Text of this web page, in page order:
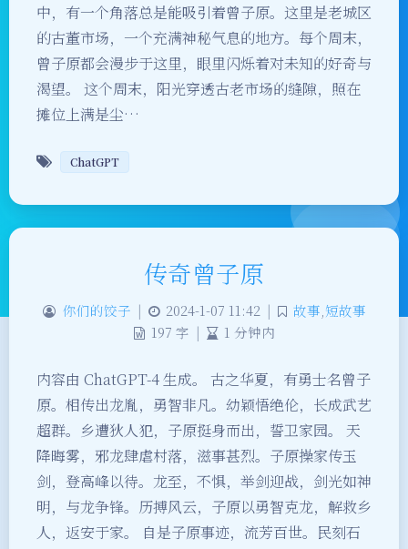
中，有一个角落总是能吸引着曾子原。这里是老城区
的古董市场，一个充满神秘气息的地方。每个周末，
曾子原都会漫步于这里，眼里闪烁着对未知的好奇与
渴望。 这个周末，阳光穿透古老市场的缝隙，照在
摊位上满是尘…
ChatGPT
传奇曾子原
你们的饺子 | 2024-1-07 11:42 | 故事 短故事
197 字 | 1 分钟内
内容由 ChatGPT-4 生成。 古之华夏，有勇士名曾子
原。相传出龙胤，勇智非凡。幼颖悟绝伦，长成武艺
超群。乡遭狄人犯，子原挺身而出，誓卫家园。 天
降晦雾，邪龙肆虐村落，滋事甚烈。子原操家传玉
剑，登高峰以待。龙至，不惧，举剑迎战，剑光如神
明，与龙争锋。历搏风云，子原以勇智克龙，解救乡
人，返安于家。 自是子原事迹，流芳百世。民刻石